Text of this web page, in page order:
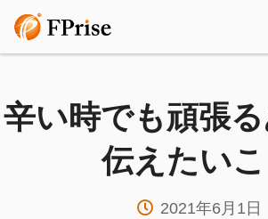
辛い時でも頑張
伝えたいこ
2021年6月1日